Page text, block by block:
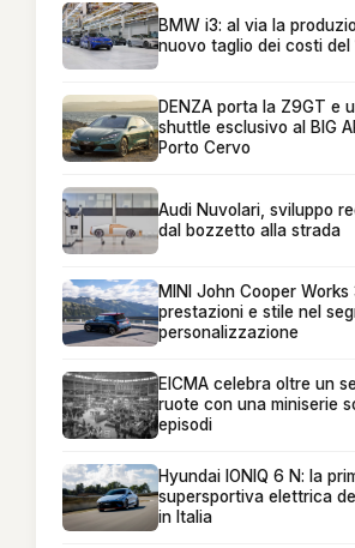
BMW i3: al via la
nuovo taglio dei costi del
DENZA porta la Z9GT e
shuttle esclusivo al BIG
Porto Cervo
Audi Nuvolari, sviluppo
dal bozzetto alla strada
MINI John Cooper Works
prestazioni e stile nel
personalizzazione
EICMA celebra oltre un
ruote con una miniserie
episodi
Hyundai IONIQ 6 N: la
supersportiva elettrica
in Italia